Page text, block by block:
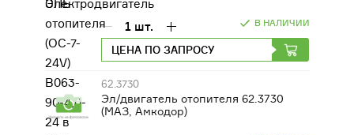
В НАЛИЧИИ
1 шт.
ЦЕНА ПО ЗАПРОСУ
62.3730
Эл/двигатель отопителя 62.3730
(МАЗ, Амкодор)